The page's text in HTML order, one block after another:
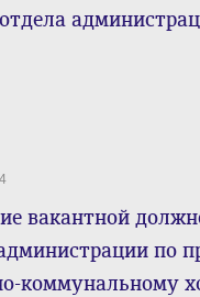
вакантной
по
коммунальному